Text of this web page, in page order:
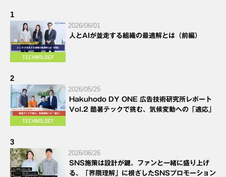
1
2026/06/01
人とAIが並走する組織の最適解とは（前編）
2
2026/05/25
Hakuhodo DY ONE 広告技術研究所レポート
Vol.2 酷暑テックで挑む、気候変動への「適応」
3
2026/06/26
SNS施策は設計が鍵。ファンと一緒に盛り上げ
る、「界隈理解」に根ざしたSNSプロモーション